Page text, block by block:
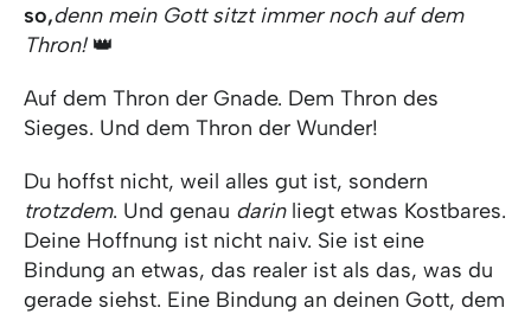
so,denn mein Gott sitzt immer noch auf dem
Thron! 👑
Auf dem Thron der Gnade. Dem Thron des
Sieges. Und dem Thron der Wunder!
Du hoffst nicht, weil alles gut ist, sondern
trotzdem. Und genau darinliegt etwas Kostbares.
Deine Hoffnung ist nicht naiv. Sie ist eine
Bindung an etwas, das realer ist als das, was du
gerade siehst. Eine Bindung an deinen Gott, dem